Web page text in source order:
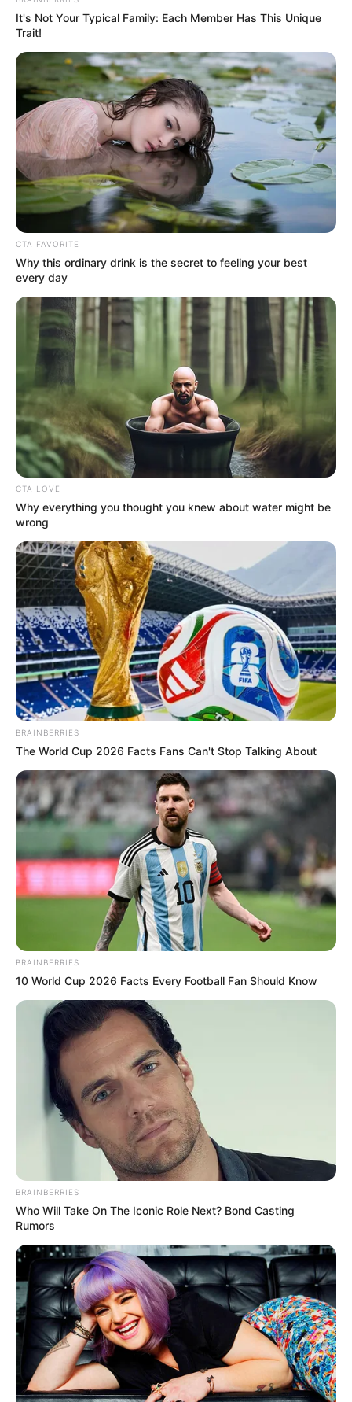
It's Not Your Typical Family: Each Member Has This Unique
Trait!
CTA FAVORITE
Why this ordinary drink is the secret to feeling your best
every day
CTA LOVE
Why everything you thought you knew about water might be
wrong
BRAINBERRIES
The World Cup 2026 Facts Fans Can't Stop Talking About
BRAINBERRIES
10 World Cup 2026 Facts Every Football Fan Should Know
BRAINBERRIES
Who Will Take On The Iconic Role Next? Bond Casting
Rumors